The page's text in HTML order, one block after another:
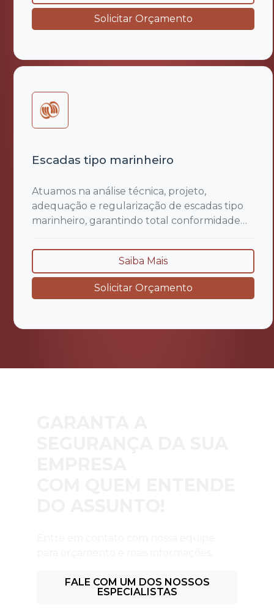
Trabalho na Indústria da Construção). Nosso
trabalho envolve a verificação das condições
Solicitar Orçamento
Escadas tipo marinheiro
Atuamos na análise técnica, projeto,
adequação e regularização de escadas tipo
marinheiro, garantindo total conformidade
Regulamentadoras, especialmente a NR 12
(Segurança no Trabalho em Máquinas e
Equipamentos) e NR 18 (Condições e Meio
Ambiente de Trabalho na Indústria da
Saiba Mais
Solicitar Orçamento
FALE COM UM DOS NOSSOS
ESPECIALISTAS